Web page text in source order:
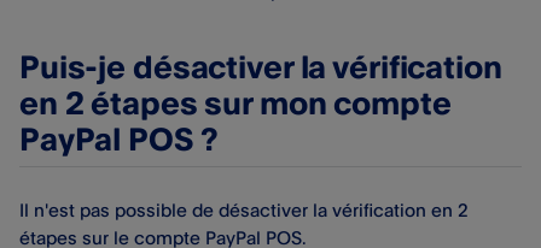
Puis-je désactiver la vérification
en 2 étapes sur mon compte
PayPal POS ?
Il n'est pas possible de désactiver la vérification en 2
étapes sur le compte PayPal POS.